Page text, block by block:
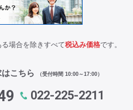
場合を除きすべて税込み価格です。
こちら （受付時間 10:00～17:00）
022-225-2211